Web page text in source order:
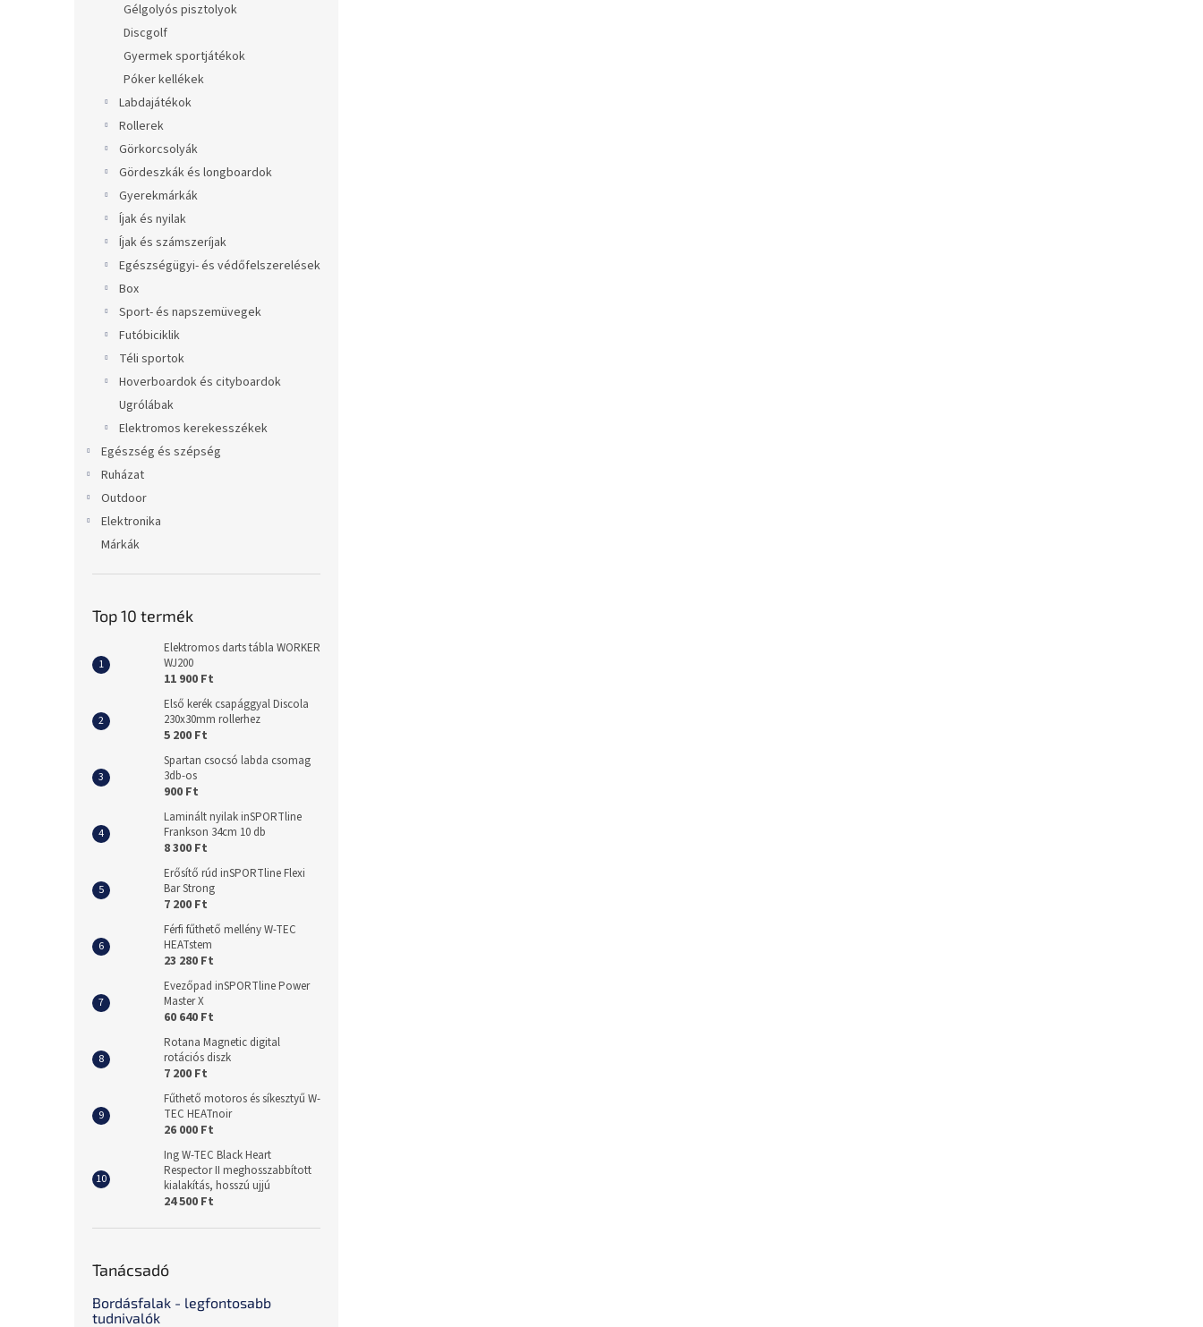
Gélgolyós pisztolyok
Discgolf
Gyermek sportjátékok
Póker kellékek
Labdajátékok
Rollerek
Görkorcsolyák
Gördeszkák és longboardok
Gyerekmárkák
Íjak és nyilak
Íjak és számszeríjak
Egészségügyi- és védőfelszerelések
Box
Sport- és napszemüvegek
Futóbiciklik
Téli sportok
Hoverboardok és cityboardok
Ugrólábak
Elektromos kerekesszékek
Egészség és szépség
Ruházat
Outdoor
Elektronika
Márkák
Top 10 termék
Elektromos darts tábla WORKER
WJ200
11 900 Ft
Első kerék csapággyal Discola
230x30mm rollerhez
5 200 Ft
Spartan csocsó labda csomag
3db-os
900 Ft
Laminált nyilak inSPORTline
Frankson 34cm 10 db
8 300 Ft
Erősítő rúd inSPORTline Flexi
Bar Strong
7 200 Ft
Férfi fűthető mellény W-TEC
HEATstem
23 280 Ft
Evezőpad inSPORTline Power
Master X
60 640 Ft
Rotana Magnetic digital
rotációs diszk
7 200 Ft
Fűthető motoros és síkesztyű W-
TEC HEATnoir
26 000 Ft
Ing W-TEC Black Heart
Respector II meghosszabbított
kialakítás, hosszú ujjú
24 500 Ft
Tanácsadó
Bordásfalak - legfontosabb
tudnivalók